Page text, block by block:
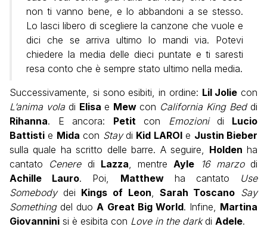
non ti vanno bene, e lo abbandoni a se stesso.
Lo lasci libero di scegliere la canzone che vuole e
dici che se arriva ultimo lo mandi via. Potevi
chiedere la media delle dieci puntate e ti saresti
resa conto che è sempre stato ultimo nella media.
Successivamente, si sono esibiti, in ordine: Lil Jolie con
L’anima voladi Elisa e Mewcon California King Beddi
Rihanna. E ancora: Petitcon Emozionidi Lucio
Battisti e Mida con Staydi Kid LAROIe Justin Bieber
sulla quale ha scritto delle barre. A seguire, Holden ha
cantato Ceneredi Lazza, mentreAyle 16 marzodi
Achille Lauro. Poi, Matthewha cantato Use
Somebodydei Kings of Leon, Sarah Toscano Say
Somethingdel duoA Great Big World. Infine, Martina
Giovannini si è esibita con Love in the darkdi Adele.